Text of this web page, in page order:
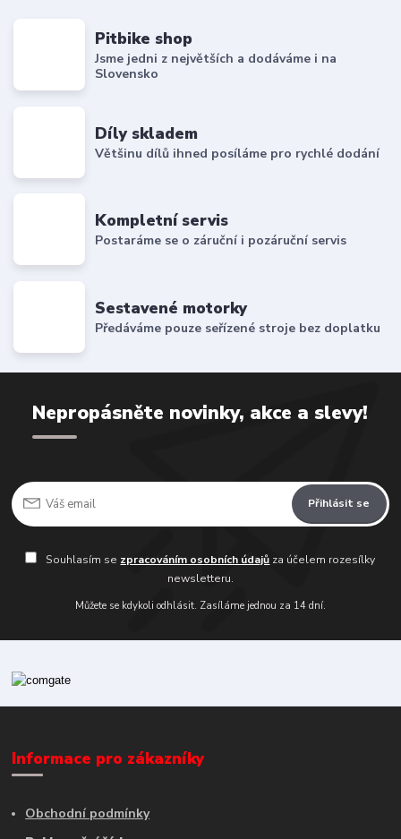
Pitbike shop
Jsme jedni z největších a dodáváme i na
Slovensko
Díly skladem
Většinu dílů ihned posíláme pro rychlé dodání
Kompletní servis
Postaráme se o záruční i pozáruční servis
Sestavené motorky
Předáváme pouze seřízené stroje bez doplatku
Nepropásněte novinky, akce a slevy!
Přihlásit se
Souhlasím se zpracováním osobních údajů za účelem rozesílky
newsletteru.
Můžete se kdykoli odhlásit. Zasíláme jednou za 14 dní.
Informace pro zákazníky
Obchodní podmínky